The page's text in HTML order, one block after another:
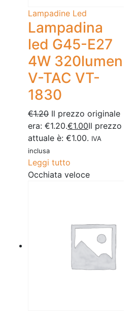
Lampadine Led
Lampadina
led G45-E27
4W 320lumen
V-TAC VT-
1830
€1.20 Il prezzo originale
era: €1.20.€1.00Il prezzo
attuale è: €1.00. IVA
inclusa
Leggi tutto
Occhiata veloce